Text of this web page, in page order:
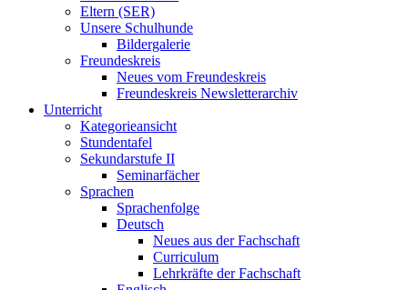
Eltern (SER)
Unsere Schulhunde
Bildergalerie
Freundeskreis
Neues vom Freundeskreis
Freundeskreis Newsletterarchiv
Unterricht
Kategorieansicht
Stundentafel
Sekundarstufe II
Seminarfächer
Sprachen
Sprachenfolge
Deutsch
Neues aus der Fachschaft
Curriculum
Lehrkräfte der Fachschaft